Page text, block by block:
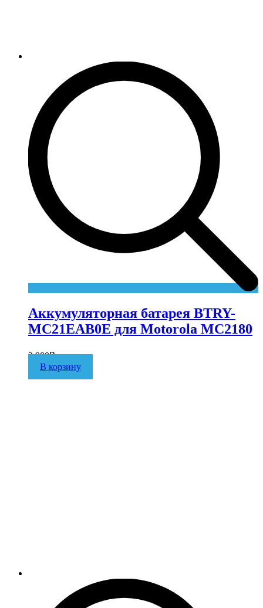
Аккумуляторная батарея BTRY-
MC21EAB0E для Motorola MC2180
2 980₽
В корзину